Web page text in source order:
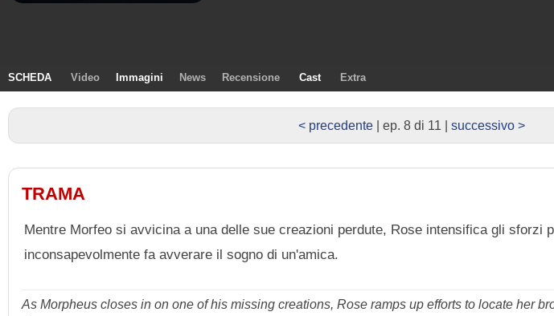
SCHEDA Video Immagini News Recensione Cast Extra
< precedente | ep. 8 di 11 | successivo >
TRAMA
Mentre Morfeo si avvicina a una delle sue creazioni perdute, Rose intensifica gli
inconsapevolmente fa avverare il sogno di un'amica.
As Morpheus closes in on one of his missing creations, Rose ramps up efforts to locate her